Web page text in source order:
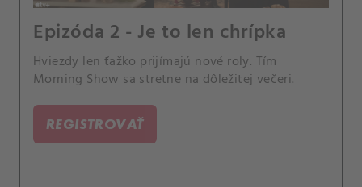
Epizóda 2 - Je to len chrípka
Hviezdy len ťažko prijímajú nové roly. Tím
Morning Show sa stretne na dôležitej večeri.
REGISTROVAŤ